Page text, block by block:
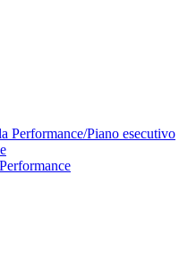
Performance/Piano esecutivo